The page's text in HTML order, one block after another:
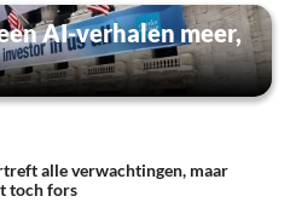
AI-verhalen meer,
alle verwachtingen, maar
toch fors